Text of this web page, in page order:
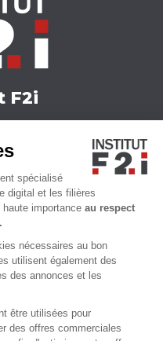
spécialisé
digital et les filières
importance au respect
nécessaires au bon
utilisent également des
des annonces et les
être utilisées pour
des offres commerciales
F2i
nous ?